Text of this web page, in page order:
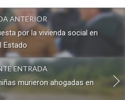
ANTERIOR
por la vivienda social en
Estado
ENTRADA
murieron ahogadas en